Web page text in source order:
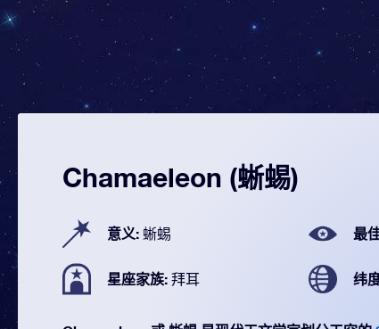
Chamaeleon (蜥蜴)
意义: 蜥蜴 最
星座家族: 拜耳 纬